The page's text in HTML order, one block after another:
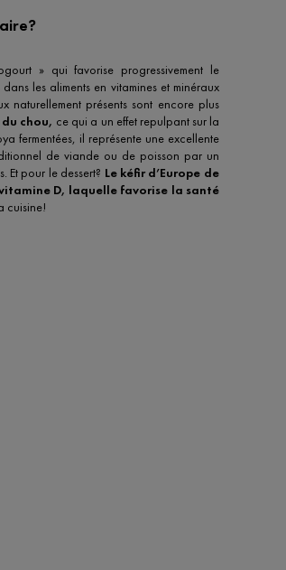
» qui favorise progressivement le
les aliments en vitamines et minéraux
naturellement présents sont encore plus
chou, ce qui a un effet repulpant sur la
fermentées, il représente une excellente
de viande ou de poisson par un
Et pour le dessert? Le kéfir d’Europe de
D, laquelle favorise la santé
cuisine!